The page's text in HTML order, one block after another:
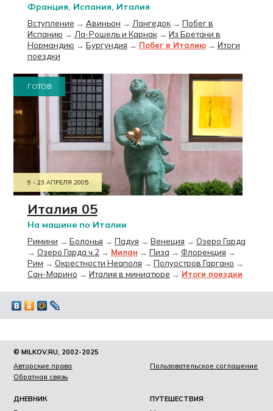
Франция, Испания, Италия
Вступление → Авиньон → Лангедок→ Побег в
Испанию → Ла-Рошель и Карнак→ Из Бретани в
Нормандию → Бургундия → Побег в Италию→ Итоги
поездки
9 - 23 АПРЕЛЯ 2005
ГОТОВ
Италия 05
На машине по Италии
Римини → Болонья → Падуя → Венеция → Озеро Гарда
→ Озеро Гарда ч.2 → Милан → Пиза → Флоренция →
Рим → Окрестности Неаполя → Полуостров Гаргано →
Сан-Марино → Италия в миниатюре → Итоги поездки
© MILKOV.RU, 2002-2025
Авторские права
Пользовательское соглашение
Обратная связь
ДНЕВНИК
ПУТЕШЕСТВИЯ